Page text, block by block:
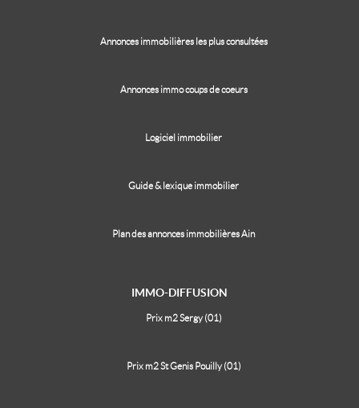
Annonces immobilières les plus consultées
Annonces immo coups de coeurs
Logiciel immobilier
Guide & lexique immobilier
Plan des annonces immobilières Ain
IMMO-DIFFUSION
Prix m2 Sergy (01)
Prix m2 St Genis Pouilly (01)